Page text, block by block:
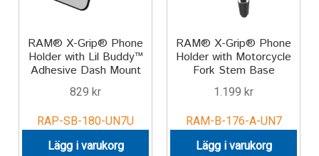
RAM® X-Grip® Phone
Holder with Lil Buddy™
Adhesive Dash Mount
829 kr
RAP-SB-180-UN7U
Lägg i varukorg
RAM® X-Grip® Phone
Holder with Motorcycle
Fork Stem Base
1.199 kr
RAM-B-176-A-UN7
Lägg i varukorg